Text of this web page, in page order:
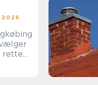
rette